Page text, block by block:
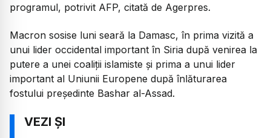
programul, potrivit AFP, citată de Agerpres.
Macron sosise luni seară la Damasc, în prima vizită a
unui lider occidental important în Siria după venirea la
putere a unei coaliții islamiste și prima a unui lider
important al Uniunii Europene după înlăturarea
fostului președinte Bashar al-Assad.